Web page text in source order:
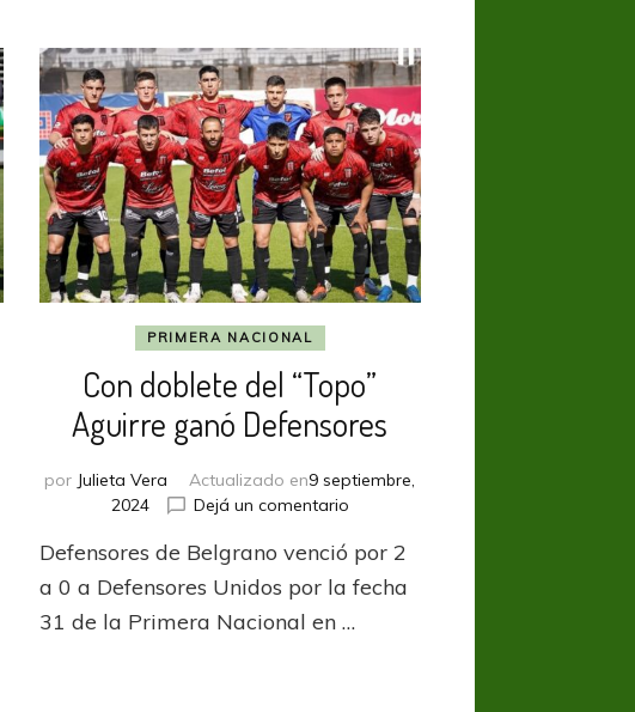
PRIMERA NACIONAL
Con doblete del “Topo”
Aguirre ganó Defensores
por Julieta Vera Actualizado en9 septiembre,
2024
Dejá un comentarioen
doblete
del
Aguirre
Defensores de Belgrano venció por 2
a 0 a Defensores Unidos por la fecha
31 de la Primera Nacional en …